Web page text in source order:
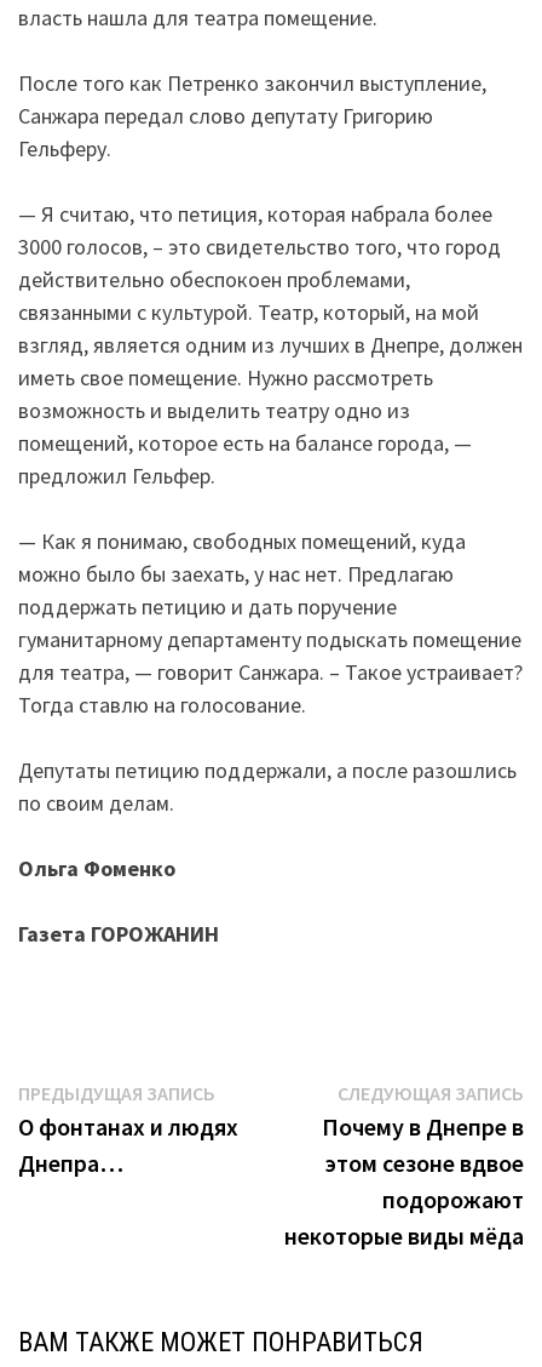
власть нашла для театра помещение.
После того как Петренко закончил выступление,
Санжара передал слово депутату Григорию
Гельферу.
— Я считаю, что петиция, которая набрала более
3000 голосов, – это свидетельство того, что город
действительно обеспокоен проблемами,
связанными с культурой. Театр, который, на мой
взгляд, является одним из лучших в Днепре, должен
иметь свое помещение. Нужно рассмотреть
возможность и выделить театру одно из
помещений, которое есть на балансе города, —
предложил Гельфер.
— Как я понимаю, свободных помещений, куда
можно было бы заехать, у нас нет. Предлагаю
поддержать петицию и дать поручение
гуманитарному департаменту подыскать помещение
для театра, — говорит Санжара. – Такое устраивает?
Тогда ставлю на голосование.
Депутаты петицию поддержали, а после разошлись
по своим делам.
Ольга Фоменко
Газета ГОРОЖАНИН
Навигация
по
записям
ПРЕДЫДУЩАЯ ЗАПИСЬ
запись:
О фонтанах и людях
Днепра…
СЛЕДУЮЩАЯ ЗАПИСЬ
Почему в Днепре в
этом сезоне вдвое
подорожают
некоторые виды мёда
ВАМ ТАКЖЕ МОЖЕТ ПОНРАВИТЬСЯ